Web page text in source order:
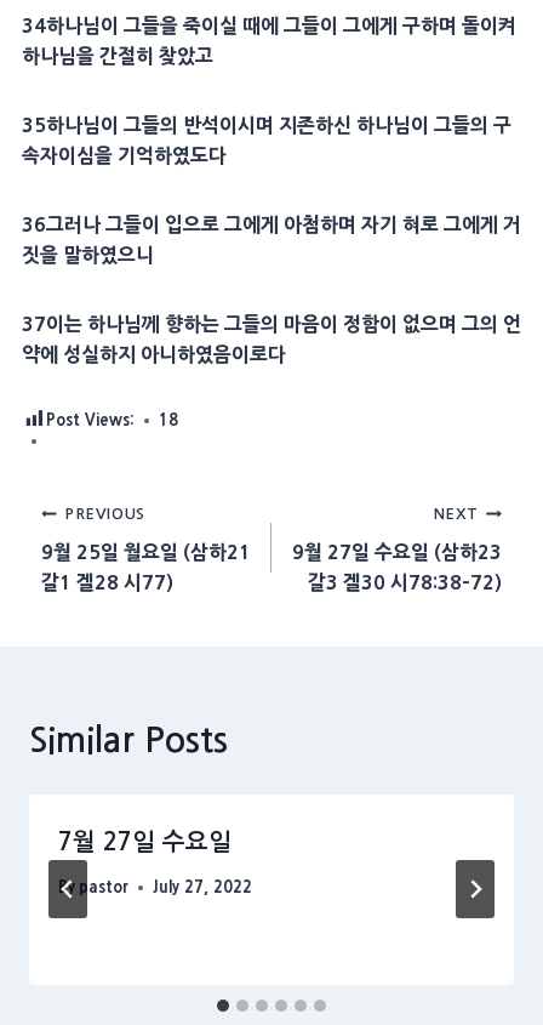
34하나님이 그들을 죽이실 때에 그들이 그에게 구하며 돌이켜
하나님을 간절히 찾았고
35하나님이 그들의 반석이시며 지존하신 하나님이 그들의 구
속자이심을 기억하였도다
36그러나 그들이 입으로 그에게 아첨하며 자기 혀로 그에게 거
짓을 말하였으니
37이는 하나님께 향하는 그들의 마음이 정함이 없으며 그의 언
약에 성실하지 아니하였음이로다
Post Views: 18
Post
navigation
PREVIOUS
9월 25일 월요일 (삼하21
갈1 겔28 시77)
NEXT
9월 27일 수요일 (삼하23
갈3 겔30 시78:38-72)
Similar Posts
7월 27일 수요일
By pastor July 27, 2022